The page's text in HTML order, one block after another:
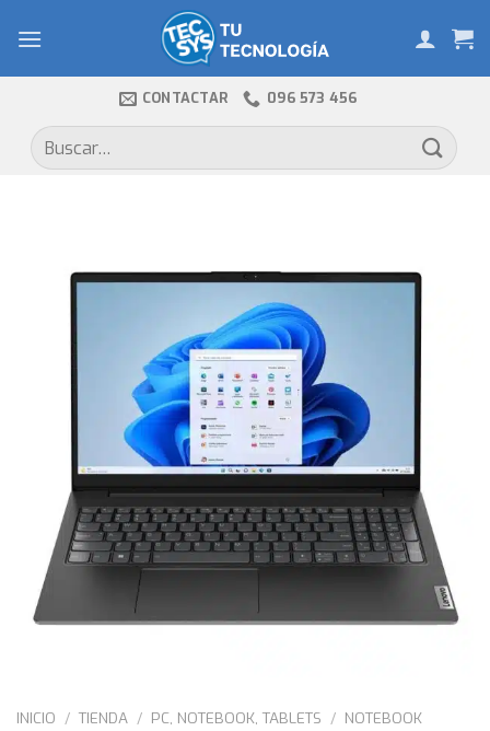
CONTACTAR 096 573 456
Buscar
por:
INICIO / TIENDA / PC, NOTEBOOK, TABLETS / NOTEBOOK